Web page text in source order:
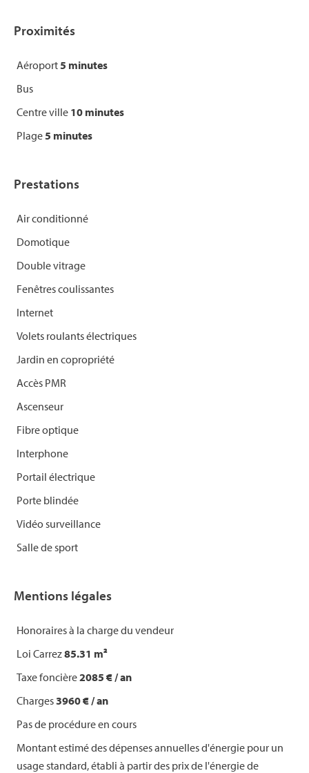
Proximités
Aéroport5 minutes
Bus
Centre ville 10 minutes
Plage5 minutes
Prestations
Air conditionné
Domotique
Double vitrage
Fenêtres coulissantes
Internet
Volets roulants électriques
Jardin en copropriété
Accès PMR
Ascenseur
Fibre optique
Interphone
Portail électrique
Porte blindée
Vidéo surveillance
Salle de sport
Mentions légales
Honoraires à la charge du vendeur
Loi Carrez85.31 m²
Taxe foncière2085 € / an
Charges3960 € / an
Pas de procédure en cours
Montant estimé des dépenses annuelles d'énergie pour un
usage standard, établi à partir des prix de l'énergie de